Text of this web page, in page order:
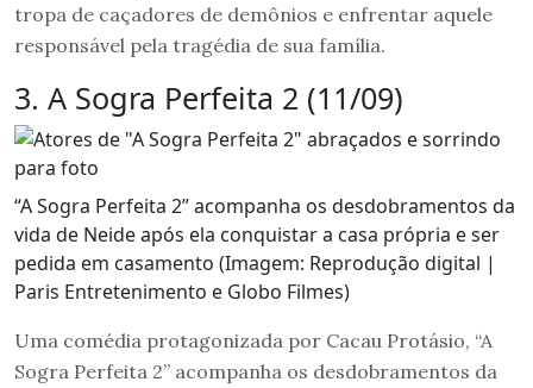
tropa de caçadores de demônios e enfrentar aquele
responsável pela tragédia de sua família.
3. A Sogra Perfeita 2 (11/09)
“A Sogra Perfeita 2” acompanha os desdobramentos da
vida de Neide após ela conquistar a casa própria e ser
pedida em casamento (Imagem: Reprodução digital |
Paris Entretenimento e Globo Filmes)
Uma comédia protagonizada por Cacau Protásio, “A
Sogra Perfeita 2” acompanha os desdobramentos da